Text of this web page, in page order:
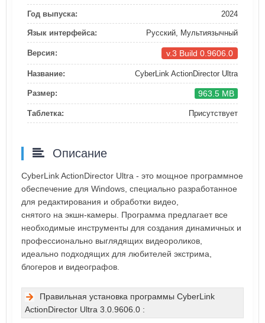
Год выпуска: 2024
Язык интерфейса: Русский, Мультиязычный
Версия: v.3 Build 0.9606.0
Название: CyberLink ActionDirector Ultra
Размер: 963.5 MB
Таблетка: Присутствует
Описание
CyberLink ActionDirector Ultra - это мощное программное
обеспечение для Windows, специально разработанное
для редактирования и обработки видео,
снятого на экшн-камеры. Программа предлагает все
необходимые инструменты для создания динамичных и
профессионально выглядящих видеороликов,
идеально подходящих для любителей экстрима,
блогеров и видеографов.
Правильная установка программы CyberLink
ActionDirector Ultra 3.0.9606.0 :